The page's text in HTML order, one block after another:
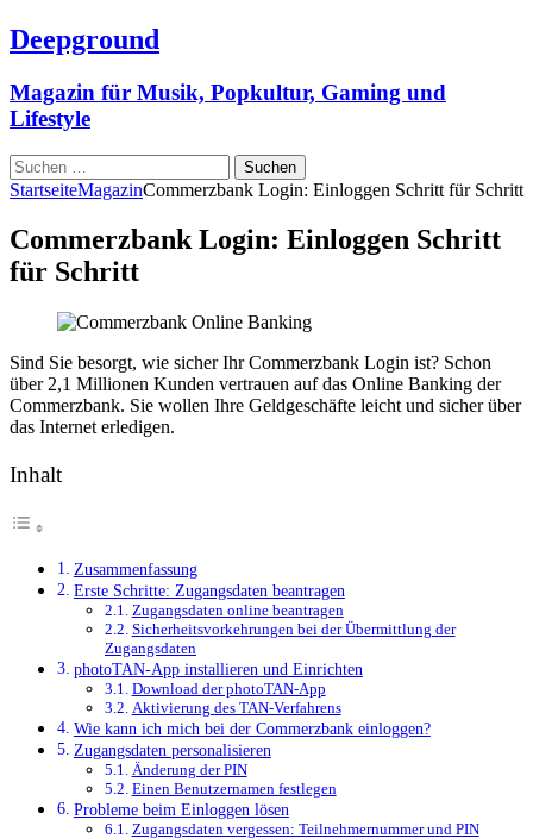
Deepground
Magazin für Musik, Popkultur, Gaming und
Lifestyle
Suchen
nach:
StartseiteMagazinCommerzbank Login: Einloggen Schritt für Schritt
Commerzbank Login: Einloggen Schritt
für Schritt
Sind Sie besorgt, wie sicher Ihr Commerzbank Login ist? Schon
über 2,1 Millionen Kunden vertrauen auf das Online Banking der
Commerzbank. Sie wollen Ihre Geldgeschäfte leicht und sicher über
das Internet erledigen.
Inhalt
Zusammenfassung
Erste Schritte: Zugangsdaten beantragen
Zugangsdaten online beantragen
Sicherheitsvorkehrungen bei der Übermittlung der
Zugangsdaten
photoTAN-App installieren und Einrichten
Download der photoTAN-App
Aktivierung des TAN-Verfahrens
Wie kann ich mich bei der Commerzbank einloggen?
Zugangsdaten personalisieren
Änderung der PIN
Einen Benutzernamen festlegen
Probleme beim Einloggen lösen
Zugangsdaten vergessen: Teilnehmernummer und PIN